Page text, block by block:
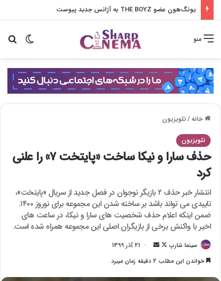
یونگ‌هون عضو THE BOYZ به آژانس جدید پیوست
تغییر منو
خانه/تلویزیون
تلویزیون
حذف سارا و نیکا ساخت «پایتخت ۷» را علنی
کرد
انتشار خبر حذف ۲ بازیگر نوجوان در فصل جدید از سریال «پایتخت»،
تاییدی می تواند باشد بر ساخته شدن این مجموعه برای نوروز ۱۴۰۰.
ضمن اینکه اعلام حذف شخصیت های سارا و نیکا، در ساعت های
اخیر با واکنش برخی از بازیگران اصلی این مجموعه همراه شده است.
سینما شارپ
F
ر
21 آذر 1399
خواندن این مطلب 2 دقیقه زمان میبرد